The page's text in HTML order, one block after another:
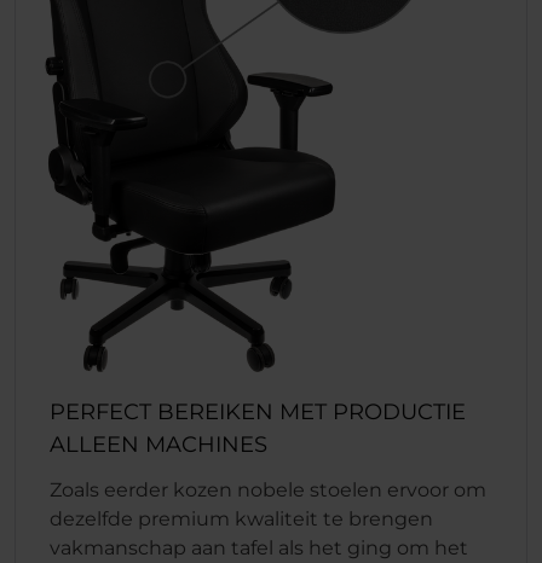
PERFECT BEREIKEN MET PRODUCTIE
ALLEEN MACHINES
Zoals eerder kozen nobele stoelen ervoor om
dezelfde premium kwaliteit te brengen
vakmanschap aan tafel als het ging om het